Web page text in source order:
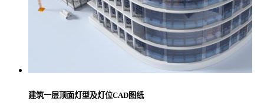
建筑一层顶面灯型及灯位CAD图纸